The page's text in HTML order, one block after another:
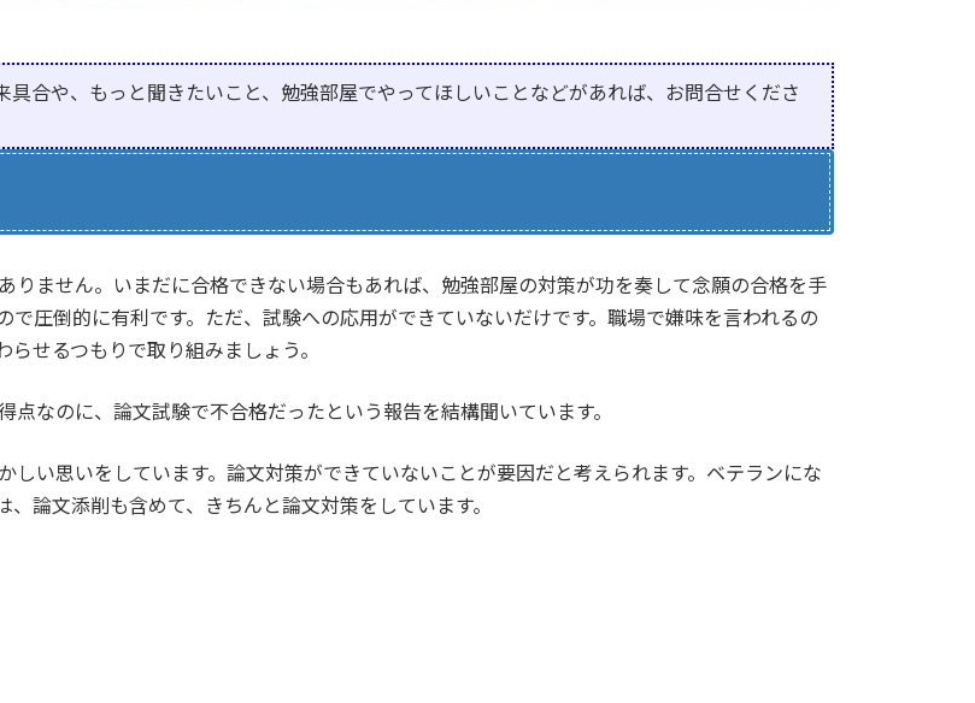
合や、もっと聞きたいこと、勉強部屋でやってほしいことなどがあれば、お問合せくださ
りません。いまだに合格できない場合もあれば、勉強部屋の対策が功を奏して念願の合格を手
圧倒的に有利です。ただ、試験への応用ができていないだけです。職場で嫌味を言われるの
せるつもりで取り組みましょう。
なのに、論文試験で不合格だったという報告を結構聞いています。
い思いをしています。論文対策ができていないことが要因だと考えられます。ベテランにな
論文添削も含めて、きちんと論文対策をしています。